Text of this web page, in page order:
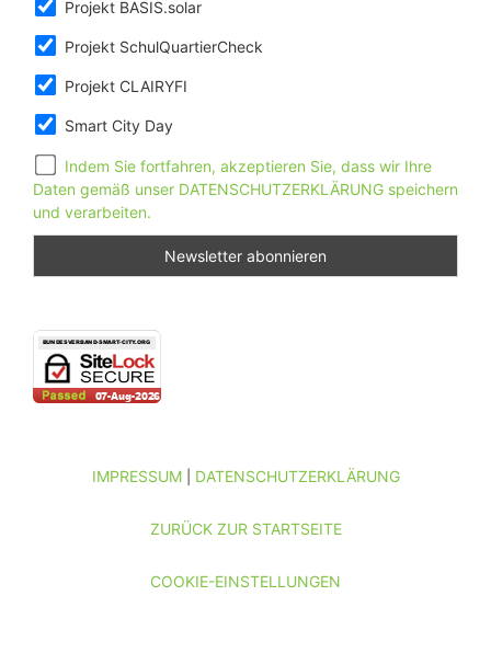
Projekt BASIS.solar
Projekt SchulQuartierCheck
Projekt CLAIRYFI
Smart City Day
Indem Sie fortfahren, akzeptieren Sie, dass wir Ihre
Daten gemäß unser DATENSCHUTZERKLÄRUNG speichern
und verarbeiten.
IMPRESSUM| DATENSCHUTZERKLÄRUNG
ZURÜCK ZUR STARTSEITE
COOKIE-EINSTELLUNGEN